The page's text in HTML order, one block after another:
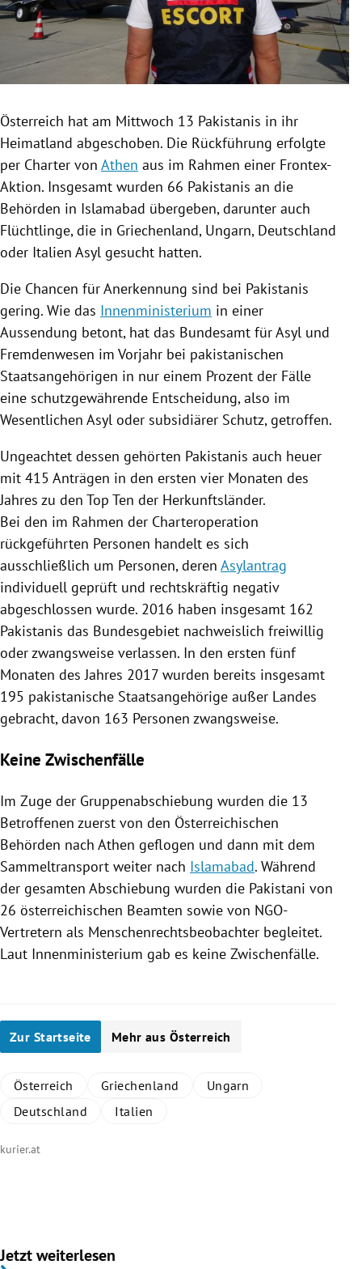
Untermenü
Untermenü
Untermenü
Österreich hat am Mittwoch 13 Pakistanis in ihr
Heimatland abgeschoben. Die Rückführung erfolgte
per Charter von Athen aus im Rahmen einer Frontex-
Aktion. Insgesamt wurden 66 Pakistanis an die
Behörden in Islamabad übergeben, darunter auch
Flüchtlinge, die in Griechenland, Ungarn, Deutschland
oder Italien Asyl gesucht hatten.
Die Chancen für Anerkennung sind bei Pakistanis
gering. Wie das Innenministerium in einer
Aussendung betont, hat das Bundesamt fürAsyl und
Fremdenwesen im Vorjahr bei pakistanischen
Staatsangehörigen in nur einem Prozent der Fälle
eine schutzgewährende Entscheidung, also im
Wesentlichen Asyl oder subsidiärer Schutz, getroffen.
Ungeachtet dessen gehörten Pakistanis auch heuer
mit 415 Anträgen in den ersten vier Monaten des
Jahres zu den Top Ten der Herkunftsländer.
Bei den im Rahmen der Charteroperation
rückgeführten Personen handelt es sich
ausschließlich um Personen, deren Asylantrag
individuell geprüft und rechtskräftig negativ
abgeschlossen wurde. 2016 haben insgesamt 162
Pakistanis das Bundesgebiet nachweislich freiwillig
oder zwangsweise verlassen. In den ersten fünf
Monaten des Jahres 2017 wurden bereits insgesamt
195 pakistanische Staatsangehörige außer Landes
gebracht, davon 163 Personen zwangsweise.
Keine Zwischenfälle
Im Zuge der Gruppenabschiebung wurden die 13
Betroffenen zuerst von den Österreichischen
Behörden nach Athen geflogen und dann mit dem
Sammeltransport weiter nach Islamabad. Während
der gesamten Abschiebung wurden die Pakistani von
26 österreichischen Beamten sowie von NGO-
Vertretern als Menschenrechtsbeobachter begleitet.
Laut Innenministerium gab es keine Zwischenfälle.
Zur Startseite Mehr aus Österreich
Österreich Griechenland
Ungarn
Deutschland
Italien
kurier.at
Jetzt weiterlesen